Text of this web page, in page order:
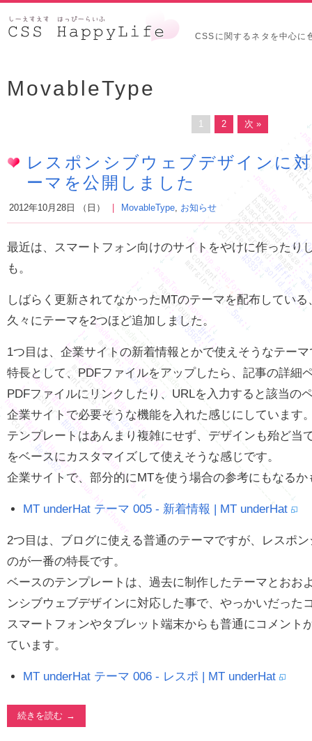
CSSに関するネタを中心に
MovableType
1 2 次 »
レスポンシブウェブデザインに
ーマを公開しました
2012年10月28日 （日） MovableType, お知らせ
最近は、スマートフォン向けのサイトをやけに作ったり
も。
しばらく更新されてなかったMTのテーマを配布している
久々にテーマを2つほど追加しました。
1つ目は、企業サイトの新着情報とかで使えそうなテー
特長として、PDFファイルをアップしたら、記事の詳細
PDFファイルにリンクしたり、URLを入力すると該当の
企業サイトで必要そうな機能を入れた感じにしています
テンプレートはあんまり複雑にせず、デザインも殆ど当
をベースにカスタマイズして使えそうな感じです。
企業サイトで、部分的にMTを使う場合の参考にもなるか
MT underHat テーマ 005 - 新着情報 | MT underHat
2つ目は、ブログに使える普通のテーマですが、レスポ
のが一番の特長です。
ベースのテンプレートは、過去に制作したテーマとおお
ンシブウェブデザインに対応した事で、やっかいだった
スマートフォンやタブレット端末からも普通にコメント
ています。
MT underHat テーマ 006 - レスポ | MT underHat
続きを読む